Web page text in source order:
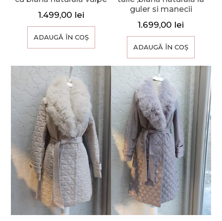
1.499,00 lei
ADAUGĂ ÎN COȘ
guler si manecii
1.699,00 lei
ADAUGĂ ÎN COȘ